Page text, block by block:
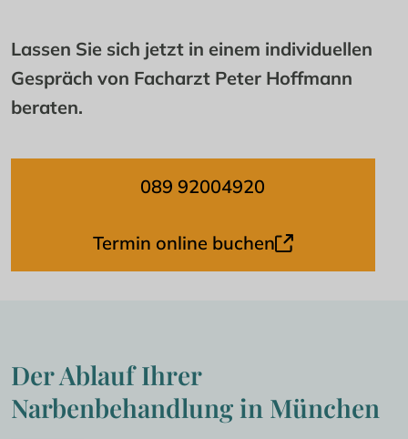
Lassen Sie sich jetzt in einem individuellen
Gespräch von Facharzt Peter Hoffmann
beraten.
089 92004920
Termin online buchen
Der Ablauf Ihrer
Narbenbehandlung in München